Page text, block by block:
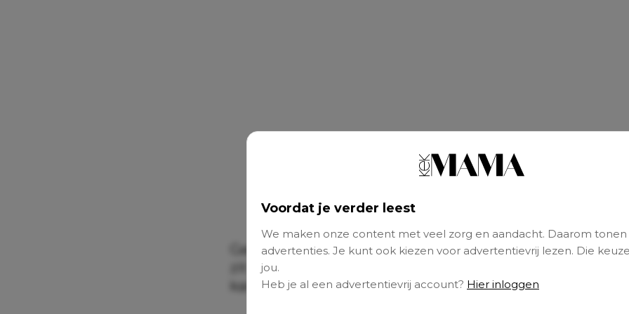
Voordat je verder leest
We maken onze content met veel zorg en aandacht. Daarom tonen
advertenties. Je kunt ook kiezen voor advertentievrij lezen. Die
jou.
Heb je al een advertentievrij account? Hier inloggen
Gekscherend en heel stoer zeg ik vaak tegen collega-
zit met ieder kind minimaal één keer bij de eerste hulp!’.
kan de beste ouder overkomen als het een keertje fout